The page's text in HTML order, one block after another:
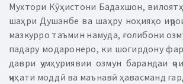
Мухтори Кӯҳистони Бадахшон,
шаҳри Душанбе ва шаҳру ноҳияҳо
мазкурро таъмин намуда, ғолибони
падару модаронеро, ки шогирдону
даври ҷумҳуриявии озмун барандаи
ҷиҳати моддӣ ва маънавӣ ҳавасманд